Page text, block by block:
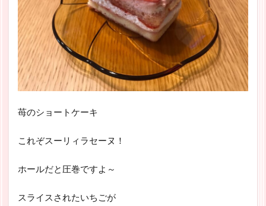
苺のショートケーキ
これぞスーリィラセーヌ！
ホールだと圧巻ですよ～
スライスされたいちごが